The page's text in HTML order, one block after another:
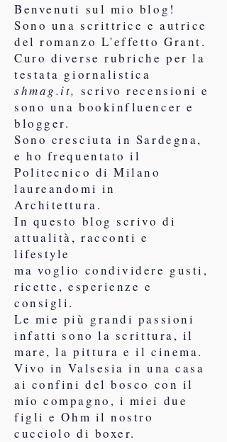
Benvenuti sul mio blog!
Sono una scrittrice e autrice
del romanzo L'effetto Grant.
Curo diverse rubriche per la
testata giornalistica
shmag.it, scrivo recensioni e
sono una bookinfluencer e
blogger.
Sono cresciuta in Sardegna,
e ho frequentato il
Politecnico di Milano
laureandomi in
Architettura.
In questo blog scrivo di
attualità, racconti e
lifestyle
ma voglio condividere gusti,
ricette, esperienze e
consigli.
Le mie più grandi passioni
infatti sono la scrittura, il
mare, la pittura e il cinema.
Vivo in Valsesia in una casa
ai confini del bosco con il
mio compagno, i miei due
figli e Ohm il nostro
cucciolo di boxer.